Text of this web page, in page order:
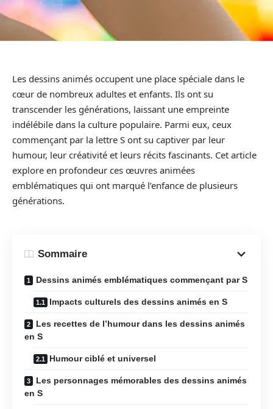
Les dessins animés occupent une place spéciale dans le
cœur de nombreux adultes et enfants. Ils ont su
transcender les générations, laissant une empreinte
indélébile dans la culture populaire. Parmi eux, ceux
commençant par la lettre S ont su captiver par leur
humour, leur créativité et leurs récits fascinants. Cet article
explore en profondeur ces œuvres animées
emblématiques qui ont marqué l’enfance de plusieurs
générations.
Sommaire
Dessins animés emblématiques commençant par S
Impacts culturels des dessins animés en S
Les recettes de l’humour dans les dessins animés
en S
Humour ciblé et universel
Les personnages mémorables des dessins animés
en S